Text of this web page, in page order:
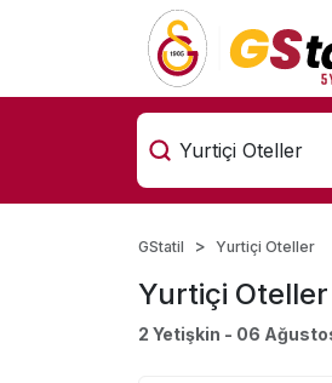
GStatil Yurtiçi Oteller
Yurtiçi Oteller
2 Yetişkin - 06